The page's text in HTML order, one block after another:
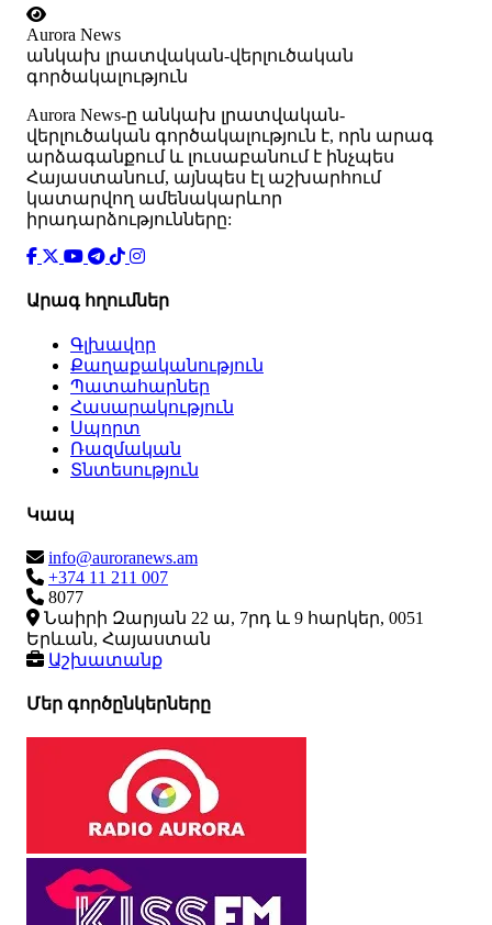
Aurora News
անկախ լրատվական-վերլուծական
գործակալություն
Аurora News-ը անկախ լրատվական-
վերլուծական գործակալություն է, որն արագ
արձագանքում և լուսաբանում է ինչպես
Հայաստանում, այնպես էլ աշխարհում
կատարվող ամենակարևոր
իրադարձությունները:
Արագ հղումներ
Գլխավոր
Քաղաքականություն
Պատահարներ
Հասարակություն
Սպորտ
Ռազմական
Տնտեսություն
Կապ
info@auroranews.am
+374 11 211 007
8077
Նաիրի Զարյան 22 ա, 7րդ և 9 հարկեր, 0051
Երևան, Հայաստան
Աշխատանք
Մեր գործընկերները